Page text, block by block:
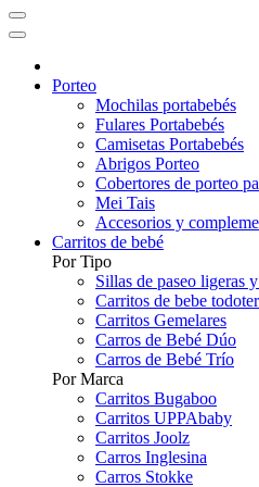
Porteo
Mochilas portabebés
Fulares Portabebés
Camisetas Portabebés
Abrigos Porteo
Cobertores de porteo
Mei Tais
Accesorios y
Carritos de bebé
Por Tipo
Sillas de paseo ligeras
Carritos de bebe
Carritos Gemelares
Carros de Bebé Dúo
Carros de Bebé Trío
Por Marca
Carritos Bugaboo
Carritos UPPAbaby
Carritos Joolz
Carros Inglesina
Carros Stokke